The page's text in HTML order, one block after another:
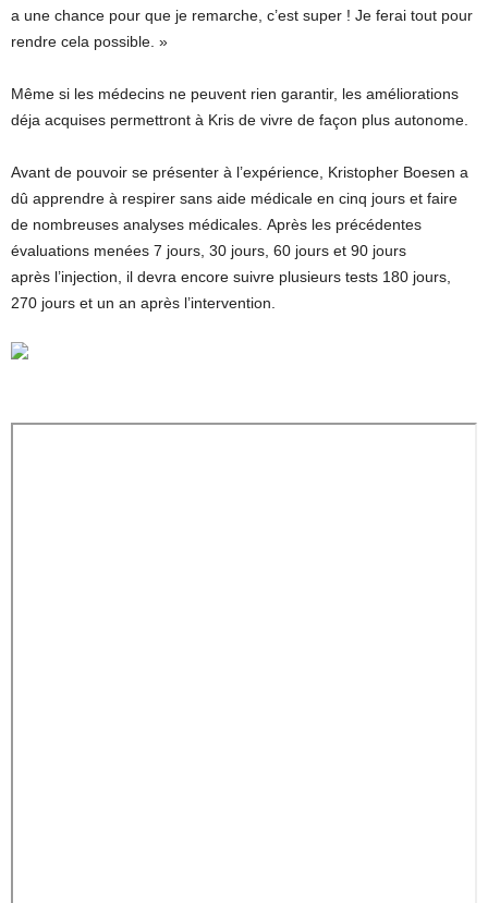
a une chance pour que je remarche, c’est super ! Je ferai tout pour
rendre cela possible. »
Même si les médecins ne peuvent rien garantir, les améliorations
déja acquises permettront à Kris de vivre de façon plus autonome.
Avant de pouvoir se présenter à l’expérience, Kristopher Boesen a
dû apprendre à respirer sans aide médicale en cinq jours et faire
de nombreuses analyses médicales. Après les précédentes
évaluations menées 7 jours, 30 jours, 60 jours et 90 jours
après l’injection, il devra encore suivre plusieurs tests 180 jours,
270 jours et un an après l’intervention.